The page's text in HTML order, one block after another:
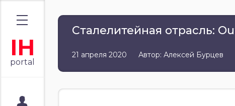
IH
portal
Сталелитейная отрасль:
21 апреля 2020 Автор: Алексей Бурцев